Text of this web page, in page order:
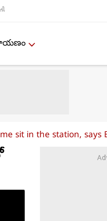
sit in the station, says